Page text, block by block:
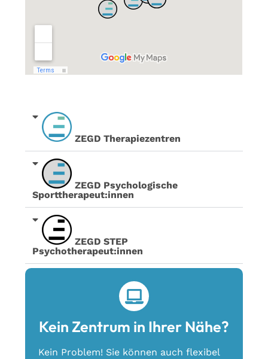
ZEGD Therapiezentren
ZEGD Psychologische
Sporttherapeut:innen
ZEGD STEP
Psychotherapeut:innen
Kein Zentrum in Ihrer Nähe?
Kein Problem! Sie können auch flexibel